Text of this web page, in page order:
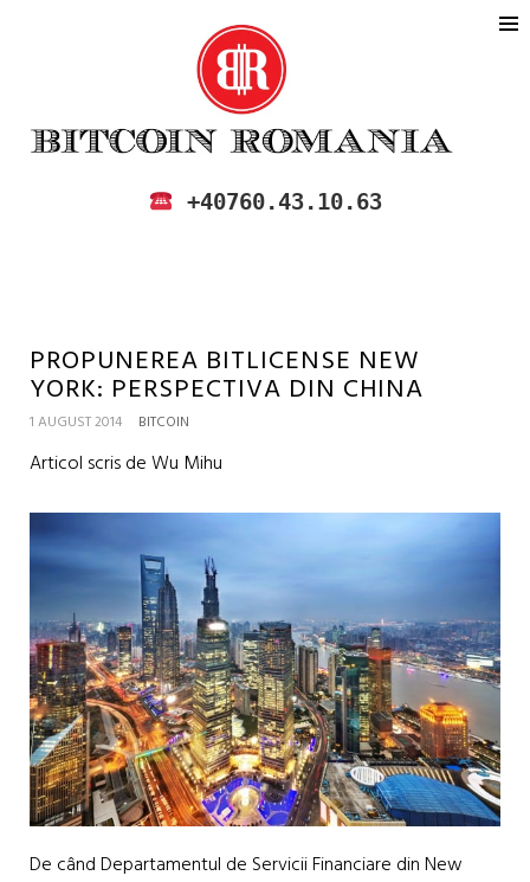
BITCOIN ROMANIA
CUMPARA SI VINDE BITCOIN IN
+40760.43.10.63
PROPUNEREA BITLICENSE NEW
YORK: PERSPECTIVA DIN CHINA
1 AUGUST 2014 BITCOIN
Articol scris de Wu Mihu
De când Departamentul de Servicii Financiare din New